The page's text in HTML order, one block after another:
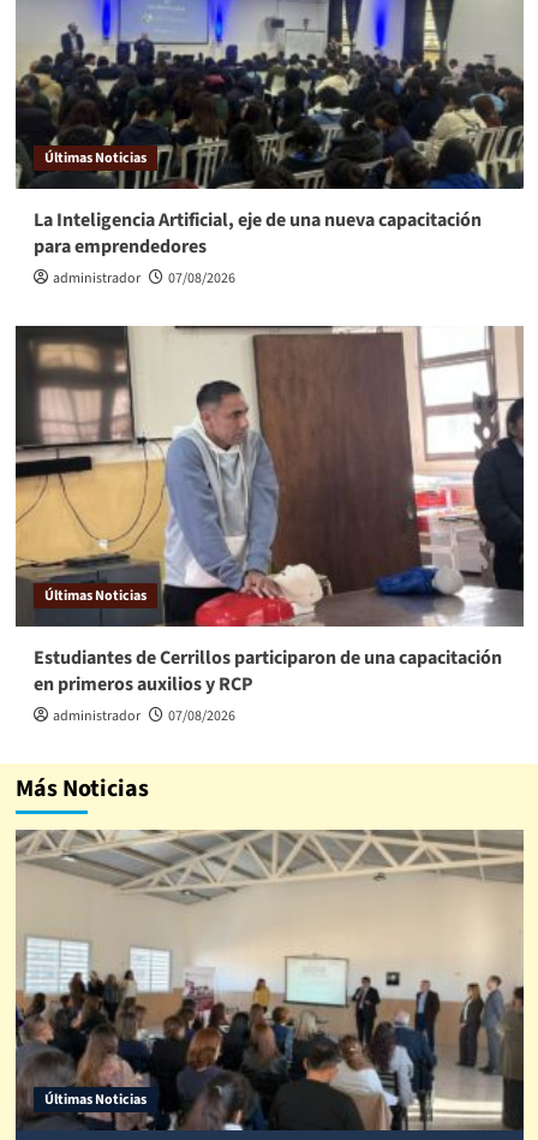
Últimas Noticias
La Inteligencia Artificial, eje de una nueva capacitación
para emprendedores
administrador 07/08/2026
Últimas Noticias
Estudiantes de Cerrillos participaron de una capacitación
en primeros auxilios y RCP
administrador 07/08/2026
Más Noticias
Últimas Noticias